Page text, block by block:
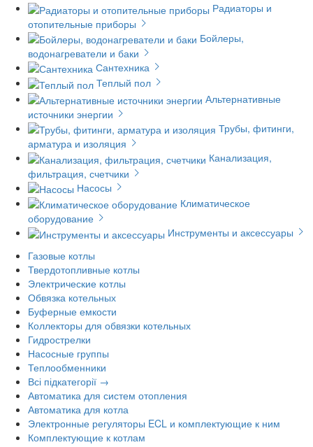
Радиаторы и
отопительные приборы
Бойлеры,
водонагреватели и баки
Сантехника
Теплый пол
Альтернативные
источники энергии
Трубы, фитинги,
арматура и изоляция
Канализация,
фильтрация, счетчики
Насосы
Климатическое
оборудование
Инструменты и аксессуары
Газовые котлы
Твердотопливные котлы
Электрические котлы
Обвязка котельных
Буферные емкости
Коллекторы для обвязки котельных
Гидрострелки
Насосные группы
Теплообменники
Всі підкатегорії →
Автоматика для систем отопления
Автоматика для котла
Электронные регуляторы ECL и комплектующие к ним
Комплектующие к котлам